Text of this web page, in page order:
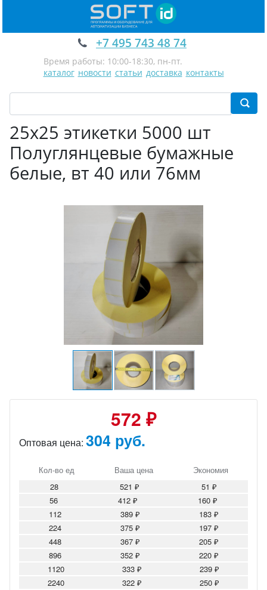
+7 495 743 48 74
Время работы: 10:00-18:30, пн-пт.
каталог новости статьи доставка контакты
25х25 этикетки 5000 шт
Полуглянцевые бумажные
белые, вт 40 или 76мм
572 ₽
Оптовая цена: 304 руб.
Кол-во ед Ваша цена
Экономия
28
521 ₽
51 ₽
56
412 ₽
160 ₽
112
389 ₽
183 ₽
224
375 ₽
197 ₽
448
367 ₽
205 ₽
896
352 ₽
220 ₽
1120
333 ₽
239 ₽
2240
322 ₽
250 ₽